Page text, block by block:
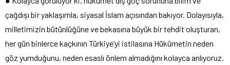
çağdışı bir yaklaşımla, siyasal İslam açısından bakıyor. Dolayısıyla,
milletimizin bütünlüğüne ve bekasına büyük bir tehdit oluşturan,
her gün binlerce kaçkının Türkiye’yi istilasına Hükümetin neden
göz yumduğunu, neden esaslı önlem almadığını kolayca anlıyoruz.